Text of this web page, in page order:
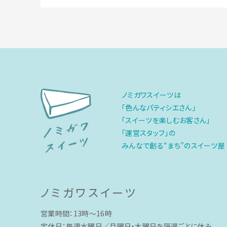
ノミガワスイーツは
「色んなパティシエさん」
「スイーツを楽しむお客さん」
「運営スタッフ」の
みんなで創る“まち”のスイーツ屋
ノミガワスイーツ
営業時間：13時〜16時